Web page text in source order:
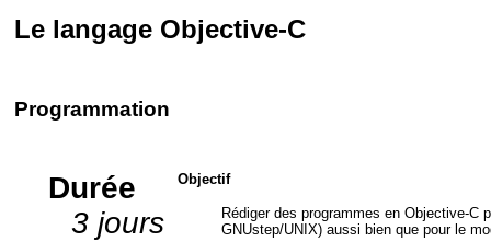
Le langage Objective-C
Programmation
Durée
3 jours
Objectif
Rédiger des programmes en Objective-C
GNUstep/UNIX) aussi bien que pour le